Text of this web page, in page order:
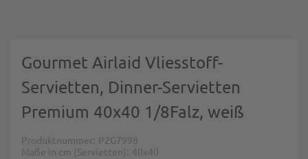
Gourmet Airlaid Vliesstoff-
Servietten, Dinner-Servietten
Premium 40x40 1/8Falz, weiß
Produktnummer P2G7998
Maße in cm (Servietten)
40x40